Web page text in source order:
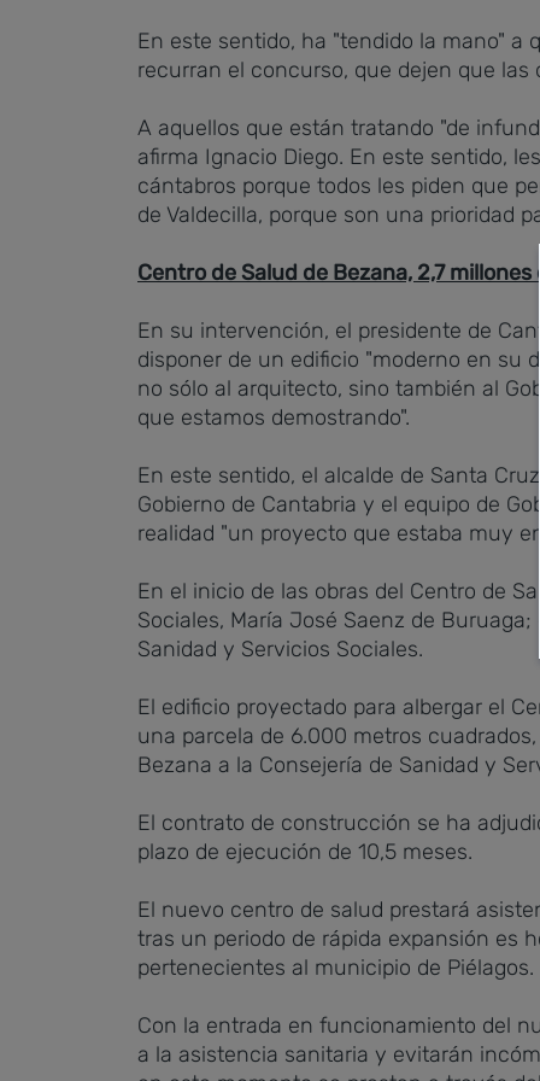
En este sentido, ha "tendido la mano" a
recurran el concurso, que dejen que las
A aquellos que están tratando "de
afirma Ignacio Diego. En este sentido,
cántabros porque todos les piden que
de Valdecilla, porque son una prioridad
Centro de Salud de Bezana, 2,7 millones
En su intervención, el presidente de
disponer de un edificio "moderno en su
no sólo al arquitecto, sino también al
que estamos demostrando".
En este sentido, el alcalde de Santa
Gobierno de Cantabria y el equipo de
realidad "un proyecto que estaba muy
En el inicio de las obras del Centro de
Sociales, María José Saenz de
Sanidad y Servicios Sociales.
El edificio proyectado para albergar el
una parcela de 6.000 metros
Bezana a la Consejería de Sanidad y
El contrato de construcción se ha
plazo de ejecución de 10,5 meses.
El nuevo centro de salud prestará
tras un periodo de rápida expansión es
pertenecientes al municipio de Piélagos.
Con la entrada en funcionamiento del
a la asistencia sanitaria y evitarán